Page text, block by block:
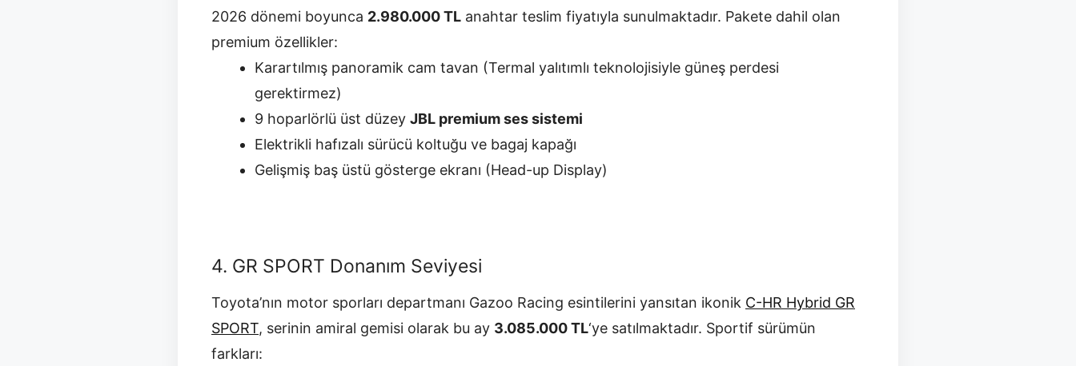
2026 dönemi boyunca 2.980.000 TL anahtar teslim fiyatıyla sunulmaktadır. Pakete dahil olan
premium özellikler:
Karartılmış panoramik cam tavan (Termal yalıtımlı teknolojisiyle güneş perdesi
gerektirmez)
9 hoparlörlü üst düzey JBL premium ses sistemi
Elektrikli hafızalı sürücü koltuğu ve bagaj kapağı
Gelişmiş baş üstü gösterge ekranı (Head-up Display)
4. GR SPORT Donanım Seviyesi
Toyota’nın motor sporları departmanı Gazoo Racing esintilerini yansıtan ikonik C-HR Hybrid GR
SPORT, serinin amiral gemisi olarak bu ay 3.085.000 TL‘ye satılmaktadır. Sportif sürümün
farkları: